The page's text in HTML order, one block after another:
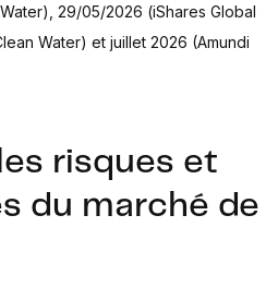
29/05/2026 (iShares Global
Water) et juillet 2026 (Amundi
risques et
du marché de